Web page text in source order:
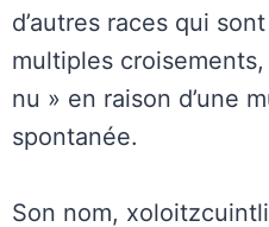
d’autres races qui
multiples
nu » en raison d’une
spontanée.
Son nom,